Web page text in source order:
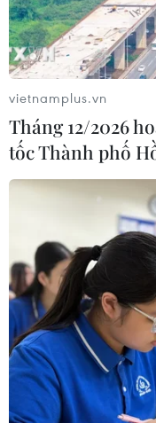
TIN CÙNG
Vĩnh Long huy
vietnamplus.vn
Tháng 12/2026
tốc Thành phố